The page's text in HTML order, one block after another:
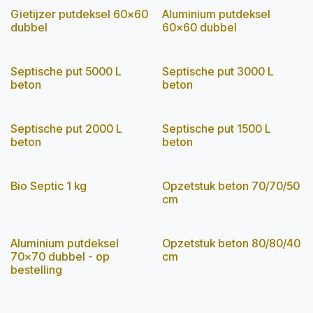
Gietijzer putdeksel 60x60
dubbel
Aluminium putdeksel
60x60 dubbel
Septische put 5000 L
beton
Septische put 3000 L
beton
Septische put 2000 L
beton
Septische put 1500 L
beton
Bio Septic 1 kg
Opzetstuk beton 70/70/50
cm
Aluminium putdeksel
70x70 dubbel - op
bestelling
Opzetstuk beton 80/80/40
cm